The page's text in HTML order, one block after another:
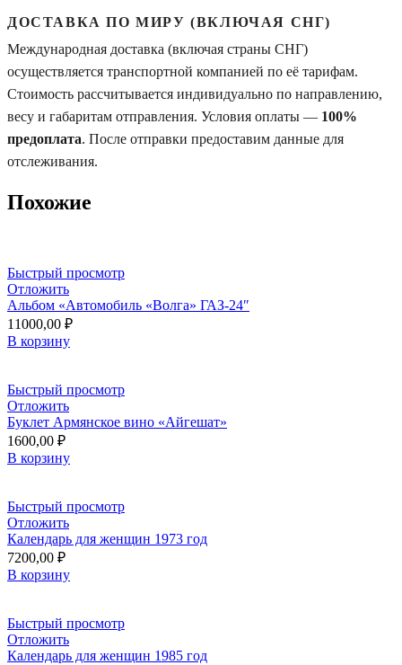
ДОСТАВКА ПО МИРУ (ВКЛЮЧАЯ СНГ)
Международная доставка (включая страны СНГ)
осуществляется транспортной компанией по её тарифам.
Стоимость рассчитывается индивидуально по направлению,
весу и габаритам отправления. Условия оплаты — 100%
предоплата. После отправки предоставим данные для
отслеживания.
Похожие
Быстрый просмотр
Отложить
Альбом «Автомобиль «Волга» ГАЗ-24″
11000,00 ₽
В корзину
Быстрый просмотр
Отложить
Буклет Армянское вино «Айгешат»
1600,00 ₽
В корзину
Быстрый просмотр
Отложить
Календарь для женщин 1973 год
7200,00 ₽
В корзину
Быстрый просмотр
Отложить
Календарь для женщин 1985 год